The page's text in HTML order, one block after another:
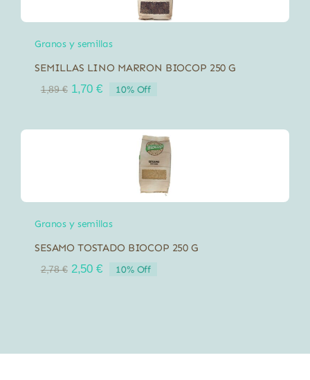
Granos y semillas
SEMILLAS LINO MARRON BIOCOP 250 G
1,89€ El
era:
1,70 €El
es:
10% Off
Granos y semillas
SESAMO TOSTADO BIOCOP 250 G
2,78€ El
2,50 €El
10% Off